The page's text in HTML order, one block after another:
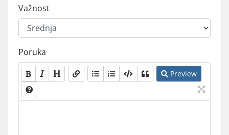
Važnost
Poruka
Preview